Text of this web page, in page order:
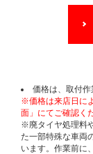
価格は、取付作
※価格は来店日に
面」にてご確認く
※廃タイヤ処理料
た一部特殊な車両
います。作業前に